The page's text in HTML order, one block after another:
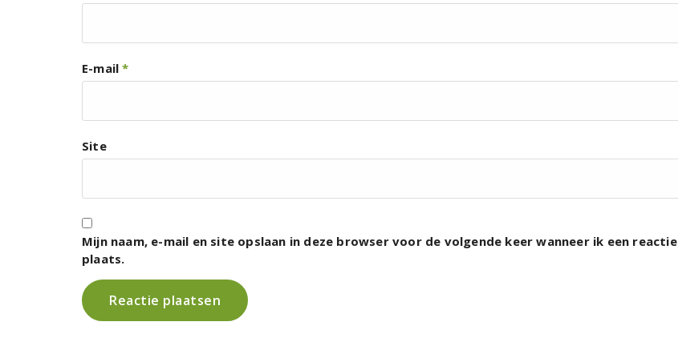
E-mail*
Site
Mijn naam, e-mail en site opslaan in deze browser voor de volgende keer wanneer ik een reactie
plaats.